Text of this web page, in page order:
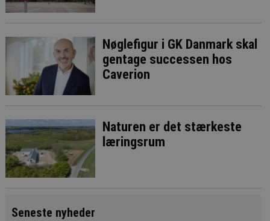
Nøglefigur i GK Danmark skal
gentage successen hos
Caverion
Naturen er det stærkeste
læringsrum
Seneste nyheder